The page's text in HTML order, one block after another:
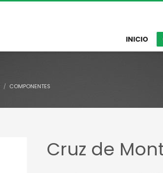
INICIO
COMPONENTES
Cruz de